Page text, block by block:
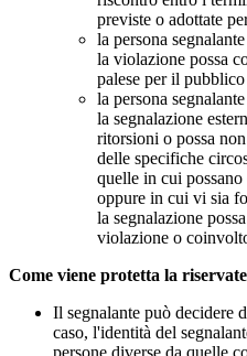
previste o adottate
la persona
la violazione possa
palese per il pubblico
la persona
la segnalazione
ritorsioni o possa
delle specifiche
quelle in cui
oppure in cui vi sia
la segnalazione
violazione o
Come viene protetta la
Il segnalante può decidere
caso, l'identità del